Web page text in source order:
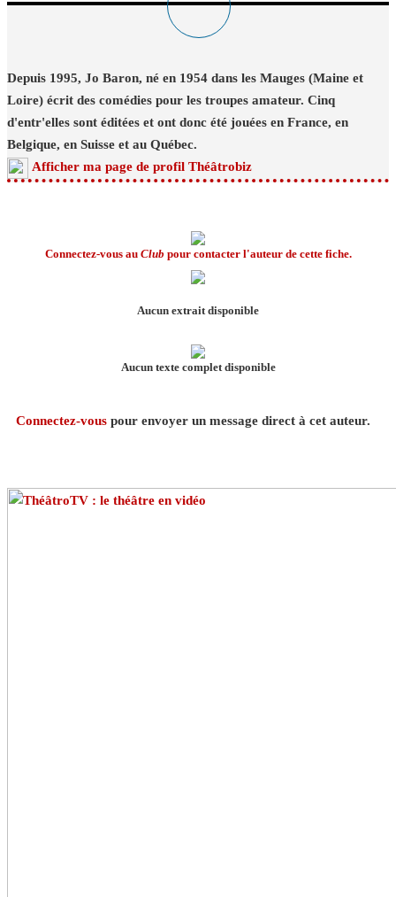
Depuis 1995, Jo Baron, né en 1954 dans les Mauges (Maine et
Loire) écrit des comédies pour les troupes amateur. Cinq
d'entr'elles sont éditées et ont donc été jouées en France, en
Belgique, en Suisse et au Québec.
Afficher ma page de profil Théâtrobiz
Connectez-vous au Club pour contacter l'auteur de cette fiche.
Aucun extrait disponible
Aucun texte complet disponible
Connectez-vous pour envoyer un message direct à cet auteur.